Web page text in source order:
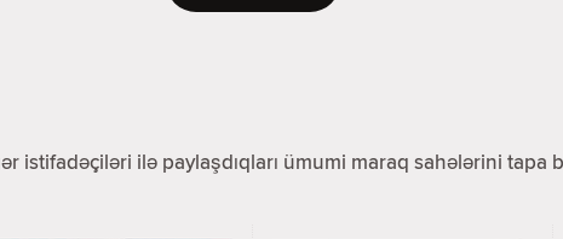
istifadəçiləri ilə paylaşdıqları ümumi maraq sahələrini tapa